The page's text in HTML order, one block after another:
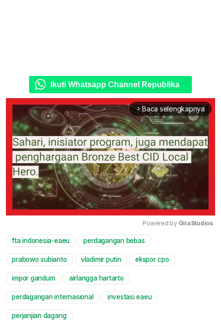
Ikuti Whatsapp Channel Republika
arrow_forward_ios Baca selengkapnya
Powered by GliaStudios
fta indonesia-eaeu perdagangan bebas
prabowo subianto vladimir putin ekspor cpo
impor gandum airlangga hartarto
perdagangan internasional investasi eaeu
perjanjian dagang